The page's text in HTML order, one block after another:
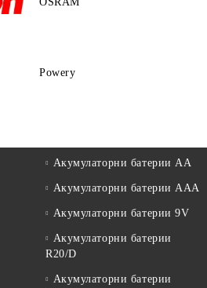
Powery
Акумулаторни батерии АА
Акумулаторни батерии AAA
Акумулаторни батерии 9V
Акумулаторни батерии
R20/D
Акумулаторни батерии